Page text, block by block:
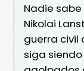
Nadie
Nikolai
guerra civil
siga siendo